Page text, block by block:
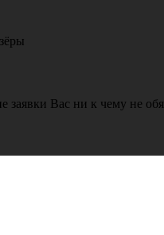
заявки Вас ни к чему не